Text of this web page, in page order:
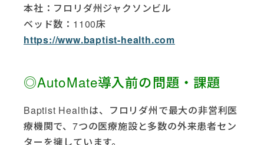
本社：フロリダ州ジャクソンビル
ベッド数：1100床
https://www.baptist-health.com
◎AutoMate導入前の問題・課題
Baptist Healthは、フロリダ州で最大の非営利医
療機関で、7つの医療施設と多数の外来患者セン
ターを擁しています。